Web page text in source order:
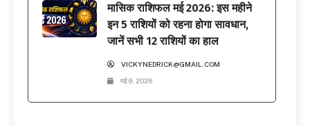
मासिक राशिफल मई 2026: इस महीने
इन 5 राशियों को रहना होगा सावधान,
जानें सभी 12 राशियों का हाल
VICKYNEDRICK@GMAIL.COM
मई 9, 2026